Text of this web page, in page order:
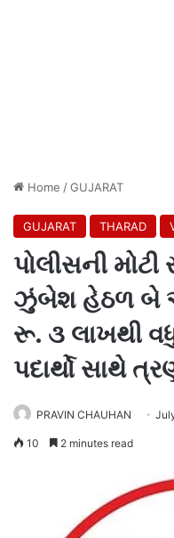
Home /GUJARAT
GUJARAT THARAD
પોલીસની મોટી
ઝુંબેશ હેઠળ બે
રૂ. ૩ લાખથી
પદાર્થો સાથે
PRAVIN CHAUHAN
10 2 minutes read